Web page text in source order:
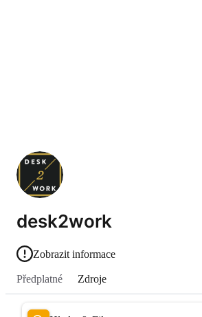
desk2work
Zobrazit informace
Předplatné Zdroje